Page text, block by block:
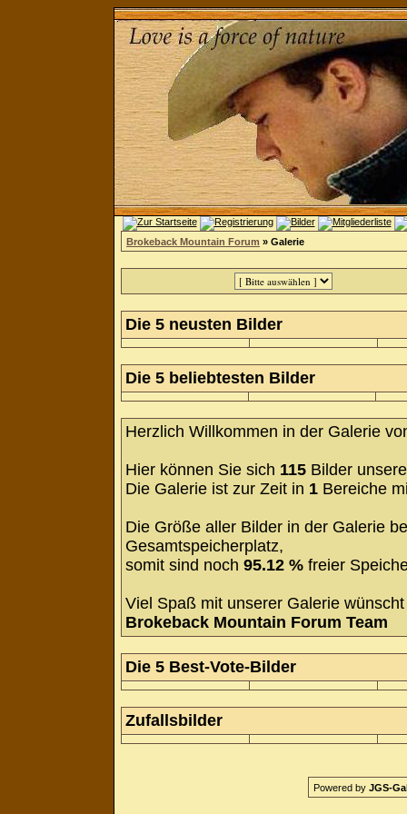
Brokeback Mountain Forum » Galerie
Die 5 neusten Bilder
Die 5 beliebtesten Bilder
Herzlich Willkommen in der Galerie
Hier können Sie sich 115 Bilder
Die Galerie ist zur Zeit in 1 Bereiche
Die Größe aller Bilder in der Galerie
Gesamtspeicherplatz,
somit sind noch 95.12 % freier
Viel Spaß mit unserer Galerie
Brokeback Mountain Forum Team
Die 5 Best-Vote-Bilder
Zufallsbilder
Powered by JGS-